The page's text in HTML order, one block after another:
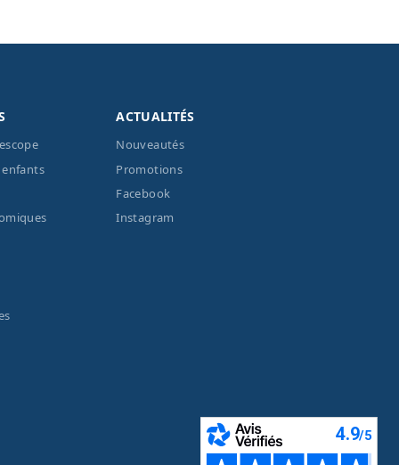
enfants
ACTUALITÉS
Nouveautés
Promotions
Facebook
Instagram